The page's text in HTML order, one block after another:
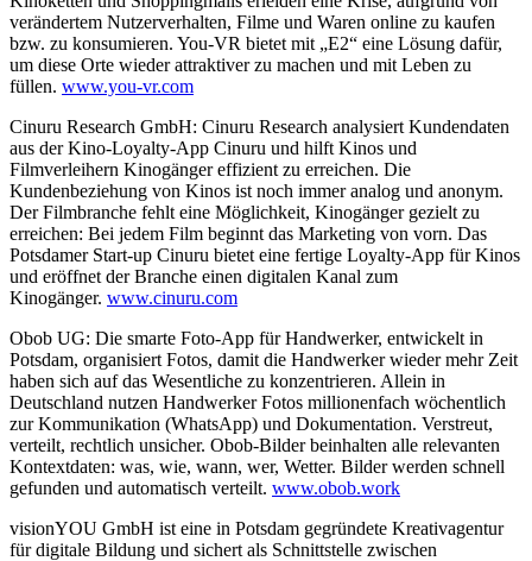
verändertem Nutzerverhalten, Filme und Waren online zu kaufen
bzw. zu konsumieren. You-VR bietet mit „E2“ eine Lösung dafür,
um diese Orte wieder attraktiver zu machen und mit Leben zu
füllen. www.you-vr.com
Cinuru Research GmbH: Cinuru Research analysiert Kundendaten
aus der Kino-Loyalty-App Cinuru und hilft Kinos und
Filmverleihern Kinogänger effizient zu erreichen. Die
Kundenbeziehung von Kinos ist noch immer analog und anonym.
Der Filmbranche fehlt eine Möglichkeit, Kinogänger gezielt zu
erreichen: Bei jedem Film beginnt das Marketing von vorn. Das
Potsdamer Start-up Cinuru bietet eine fertige Loyalty-App für Kinos
und eröffnet der Branche einen digitalen Kanal zum
Kinogänger. www.cinuru.com
Obob UG: Die smarte Foto-App für Handwerker, entwickelt in
Potsdam, organisiert Fotos, damit die Handwerker wieder mehr Zeit
haben sich auf das Wesentliche zu konzentrieren. Allein in
Deutschland nutzen Handwerker Fotos millionenfach wöchentlich
zur Kommunikation (WhatsApp) und Dokumentation. Verstreut,
verteilt, rechtlich unsicher. Obob-Bilder beinhalten alle relevanten
Kontextdaten: was, wie, wann, wer, Wetter. Bilder werden schnell
gefunden und automatisch verteilt. www.obob.work
visionYOU GmbH ist eine in Potsdam gegründete Kreativagentur
für digitale Bildung und sichert als Schnittstelle zwischen